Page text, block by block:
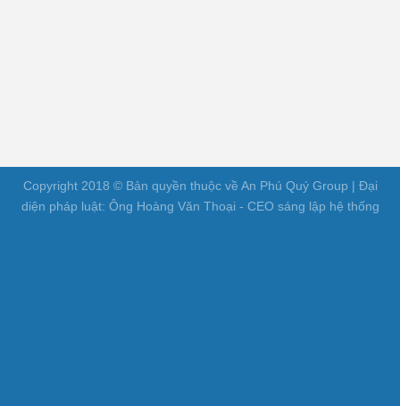
Copyright 2018 © Bản quyền thuộc về An Phú Quý Group | Đại
diện pháp luật: Ông Hoàng Văn Thoại - CEO sáng lập hệ thống